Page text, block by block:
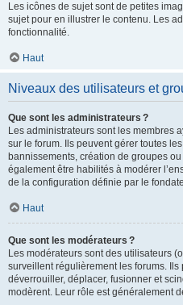
Les icônes de sujet sont de petites
sujet pour en illustrer le contenu. Les
fonctionnalité.
Haut
Niveaux des utilisateurs et
Que sont les administrateurs ?
Les administrateurs sont les membres
sur le forum. Ils peuvent gérer toutes
bannissements, création de groupes
également être habilités à modérer
de la configuration définie par le
Haut
Que sont les modérateurs ?
Les modérateurs sont des utilisateurs
surveillent régulièrement les forums.
déverrouiller, déplacer, fusionner et
modèrent. Leur rôle est généralement